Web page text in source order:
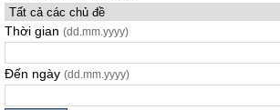
Thời gian (dd.mm.yyyy)
Đến ngày (dd.mm.yyyy)